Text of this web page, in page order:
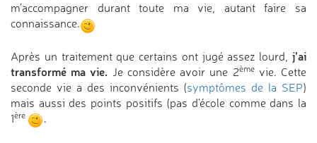
m’accompagner durant toute ma vie, autant faire sa
connaissance.
Après un traitement que certains ont jugé assez lourd, j’ai
transformé ma vie. Je considère avoir une 2èmevie. Cette
seconde vie a des inconvénients (symptômes de la SEP)
mais aussi des points positifs (pas d’école comme dans la
1ère .